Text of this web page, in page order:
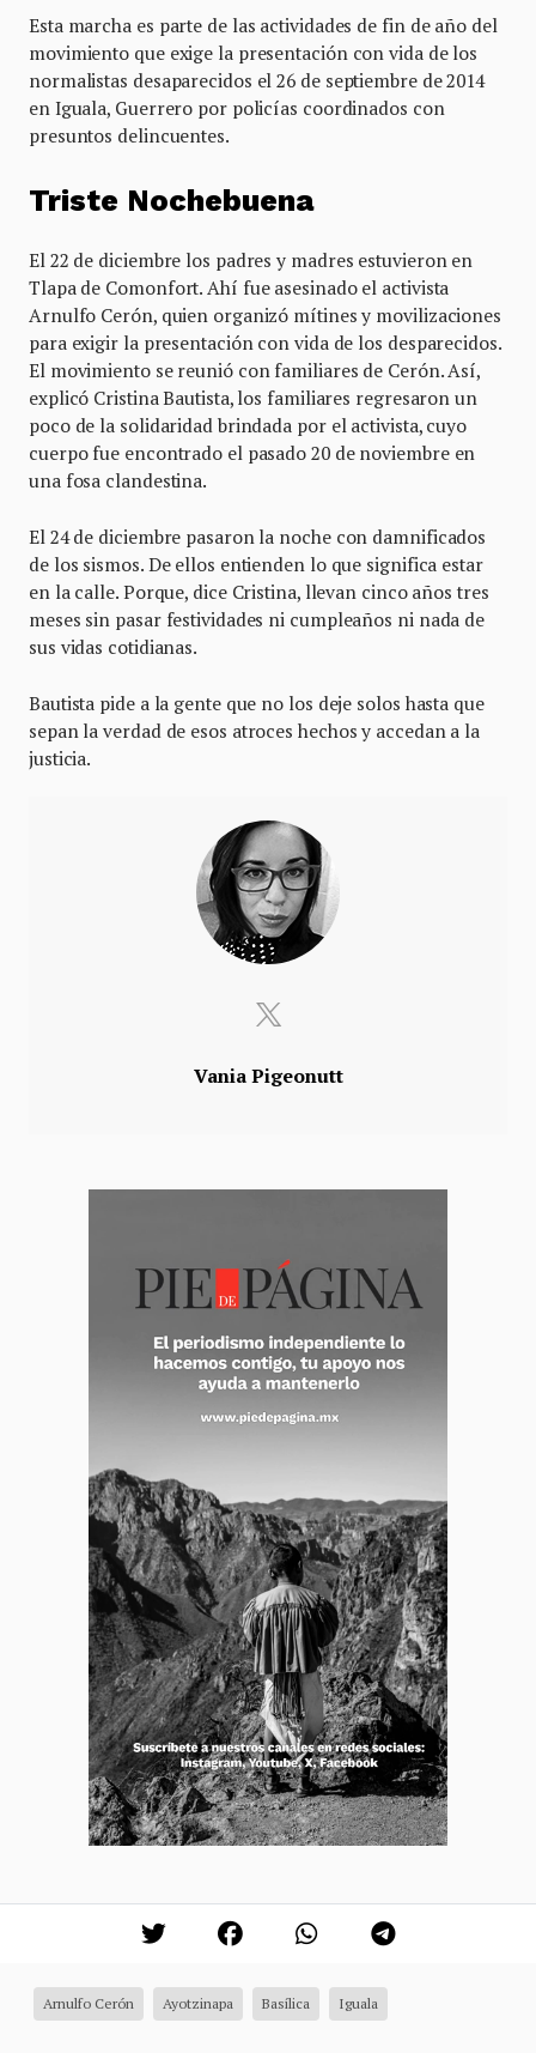
Esta marcha es parte de las actividades de fin de año del
movimiento que exige la presentación con vida de los
normalistas desaparecidos el 26 de septiembre de 2014
en Iguala, Guerrero por policías coordinados con
presuntos delincuentes.
Triste Nochebuena
El 22 de diciembre los padres y madres estuvieron en
Tlapa de Comonfort. Ahí fue asesinado el activista
Arnulfo Cerón, quien organizó mítines y movilizaciones
para exigir la presentación con vida de los desparecidos.
El movimiento se reunió con familiares de Cerón. Así,
explicó Cristina Bautista, los familiares regresaron un
poco de la solidaridad brindada por el activista, cuyo
cuerpo fue encontrado el pasado 20 de noviembre en
una fosa clandestina.
El 24 de diciembre pasaron la noche con damnificados
de los sismos. De ellos entienden lo que significa estar
en la calle. Porque, dice Cristina, llevan cinco años tres
meses sin pasar festividades ni cumpleaños ni nada de
sus vidas cotidianas.
Bautista pide a la gente que no los deje solos hasta que
sepan la verdad de esos atroces hechos y accedan a la
justicia.
Vania Pigeonutt
Arnulfo Cerón Ayotzinapa Basílica Iguala